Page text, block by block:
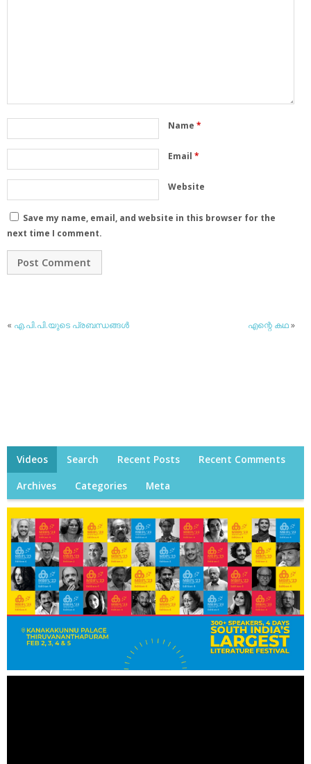
Name *
Email *
Website
Save my name, email, and website in this browser for the
next time I comment.
« എ.പി.പി.യുടെ പ്രബന്ധങ്ങൾ എന്റെ കഥ»
Videos Search Recent Posts Recent Comments
Archives Categories Meta